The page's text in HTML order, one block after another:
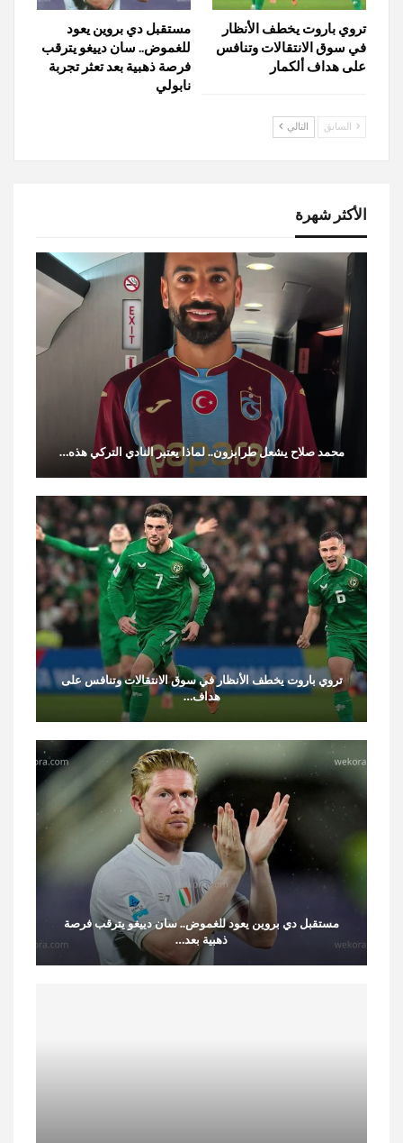
تروي باروت يخطف الأنظار
في سوق الانتقالات وتنافس
على هداف ألكمار
مستقبل دي بروين يعود
للغموض.. سان دييغو يترقب
فرصة ذهبية بعد تعثر تجربة
نابولي
السابق التالي
الأكثر شهرة
محمد صلاح يشعل طرابزون.. لماذا يعتبر النادي التركي هذه…
تروي باروت يخطف الأنظار في سوق الانتقالات وتنافس على
هداف…
مستقبل دي بروين يعود للغموض.. سان دييغو يترقب فرصة
ذهبية بعد…